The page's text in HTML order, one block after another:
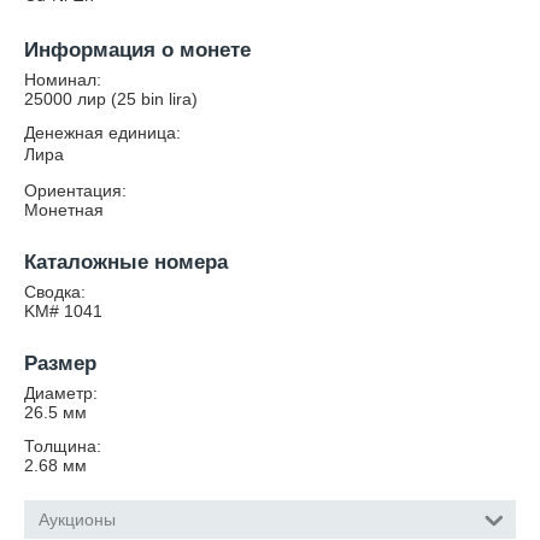
Информация о монете
Номинал:
25000 лир (25 bin lira)
Денежная единица:
Лира
Ориентация:
Монетная
Каталожные номера
Сводка:
KM# 1041
Размер
Диаметр:
26.5 мм
Толщина:
2.68 мм
Аукционы